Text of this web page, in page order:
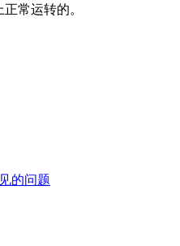
常运转的。
的问题